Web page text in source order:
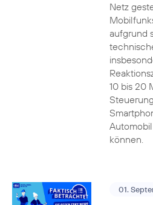
Netz
aufgrund
10 bis 20
können.
01.